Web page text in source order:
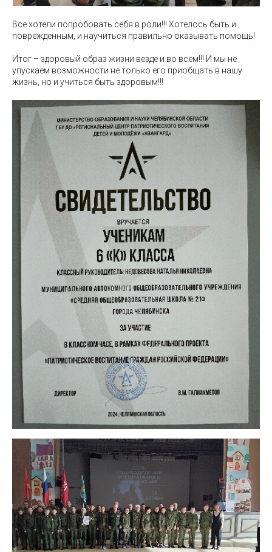
Все хотели попробовать себя в роли!!! Хотелось быть и
поврежденным, и научиться правильно оказывать помощь!
Итог – здоровый образ жизни везде и во всем!!! И мы не
упускаем возможности не только его приобщать в нашу
жизнь, но и учиться быть здоровым!!!